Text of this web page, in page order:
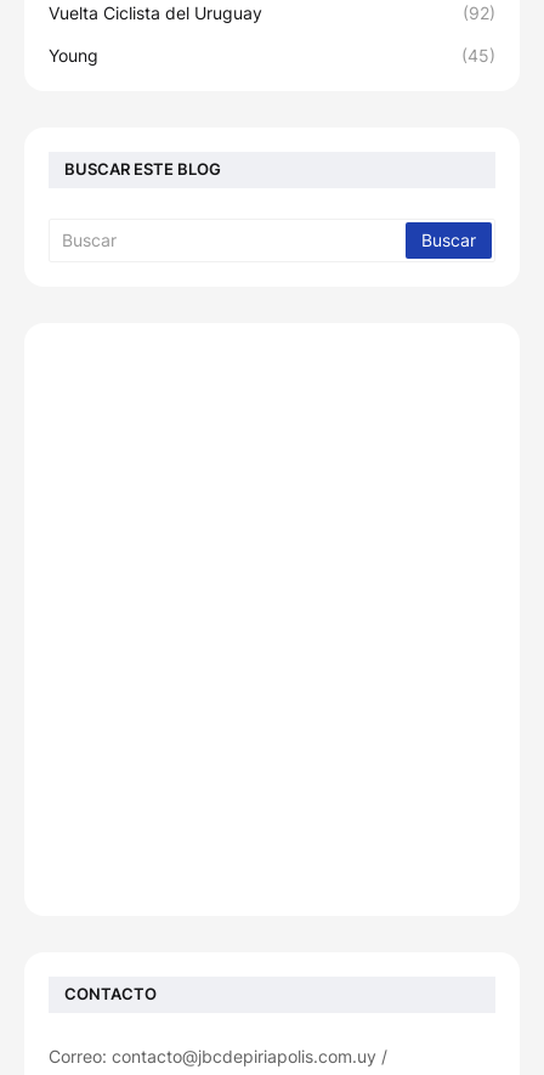
Vuelta Ciclista del Uruguay (92)
Young (45)
BUSCAR ESTE BLOG
CONTACTO
Correo: contacto@jbcdepiriapolis.com.uy /